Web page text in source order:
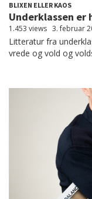
BLIXEN ELLER KAOS
Underklassen er
1.453 views 3. februar
Litteratur fra
vrede og vold og